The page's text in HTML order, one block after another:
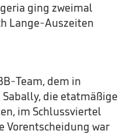
ging zweimal
Lange-Auszeiten
Team, dem in
die etatmäßige
im Schlussviertel
Vorentscheidung war